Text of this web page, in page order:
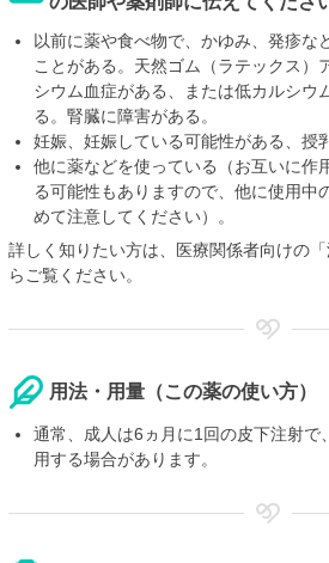
以前に薬や食べ物で、かゆみ、発疹な
ことがある。天然ゴム（ラテックス）
シウム血症がある、または低カルシウ
る。腎臓に障害がある。
妊娠、妊娠している可能性がある、授
他に薬などを使っている（お互いに作
る可能性もありますので、他に使用中
めて注意してください）。
詳しく知りたい方は、医療関係者向けの「
らご覧ください。
用法・用量（この薬の使い方）
通常、成人は6ヵ月に1回の皮下注射で
用する場合があります。